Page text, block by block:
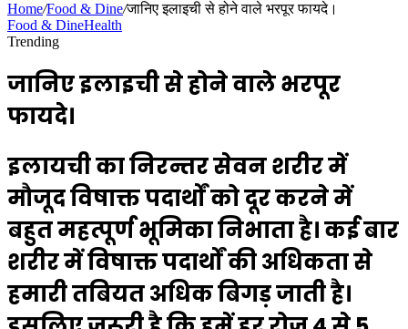
Home/Food & Dine/जानिए इलाइची से होने वाले भरपूर फायदे।
Food & DineHealth
Trending
जानिए इलाइची से होने वाले भरपूर
फायदे।
इलायची का निरन्तर सेवन शरीर में
मौजूद विषाक्त पदार्थों को दूर करने में
बहुत महत्पूर्ण भूमिका निभाता है। कई बार
शरीर में विषाक्त पदार्थों की अधिकता से
हमारी तबियत अधिक बिगड़ जाती है।